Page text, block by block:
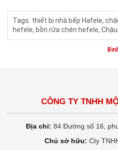
Tags: thiết bị nhà bếp Hafele,
hefele, bồn rửa chén hefele,
CÔNG TY TNHH
Địa chỉ: 84 Đường số 16,
Chủ sở hữu: Cty